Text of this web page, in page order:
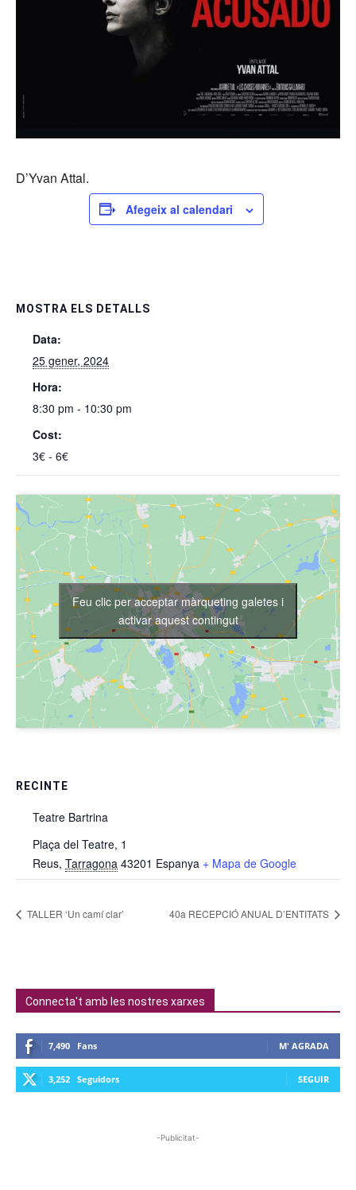
D’Yvan Attal.
Afegeix al calendari
MOSTRA ELS DETALLS
Data:
25 gener, 2024
Hora:
8:30 pm - 10:30 pm
Cost:
3€ - 6€
RECINTE
Teatre Bartrina
Plaça del Teatre, 1
Reus, Tarragona 43201 Espanya + Mapa de Google
Feu clic per acceptar màrqueting galetes i
activar aquest contingut
TALLER ‘Un camí clar’ 40a RECEPCIÓ ANUAL D’ENTITATS
Connecta't amb les nostres xarxes
7,490 Fans M' AGRADA
3,252 Seguidors SEGUIR
-Publicitat-